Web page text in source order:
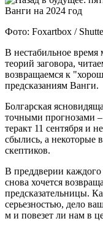
Фото: Foxartbox /
В нестабильное
теорий заговора,
возвращаемся к
предсказаниям Ванги.
Болгарская
точными прогнозами
теракт 11 сентября и
сбылись, а некоторые
скептиков.
В преддверии
снова хочется
предсказательницы.
серьезностью, дело
м и повезет ли нам в